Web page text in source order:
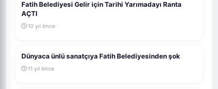
Fatih Belediyesi Gelir için Tarihi Yarımadayı Ranta
AÇTI
10 yıl önce
Dünyaca ünlü sanatçıya Fatih Belediyesinden şok
11 yıl önce